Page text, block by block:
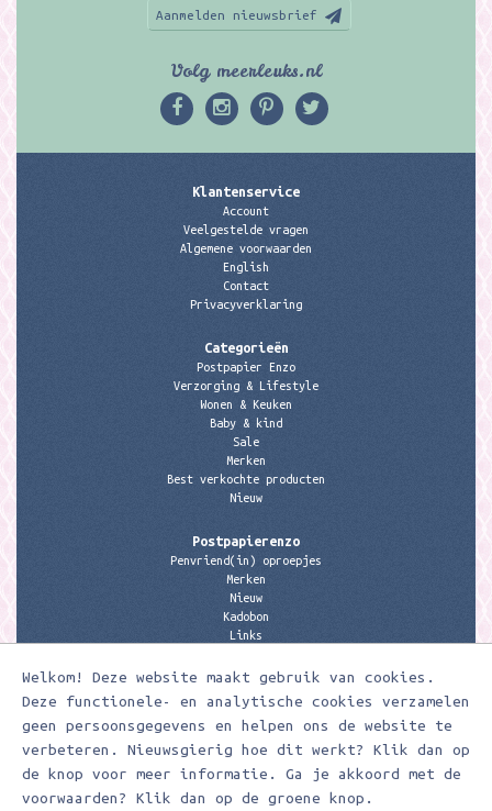
Welkom! Deze website maakt gebruik van cookies.
Deze functionele- en analytische cookies verzamelen
geen persoonsgegevens en helpen ons de website te
verbeteren. Nieuwsgierig hoe dit werkt? Klik dan op
de knop voor meer informatie. Ga je akkoord met de
voorwaarden? Klik dan op de groene knop.
Aanmelden nieuwsbrief
Volg meerleuks.nl
Klantenservice
Account
Veelgestelde vragen
Algemene voorwaarden
English
Contact
Privacyverklaring
Categorieën
Postpapier Enzo
Verzorging & Lifestyle
Wonen & Keuken
Baby & kind
Sale
Merken
Best verkochte producten
Nieuw
Postpapierenzo
Penvriend(in) oproepjes
Merken
Nieuw
Kadobon
Links
Contactgegevens
Meerleuks
anita@meerleuks.nl
06 – 107 163 36
KVK nummer: 58807179
BTW nummer: 853190859B01